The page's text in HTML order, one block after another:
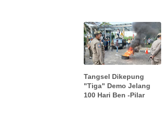
Tangsel Dikepung
"Tiga" Demo Jelang
100 Hari Ben -Pilar